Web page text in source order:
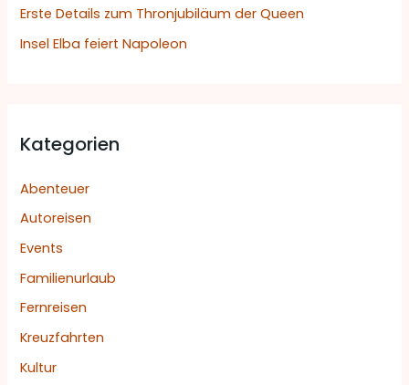
h
:
Erste Details zum Thronjubiläum der Queen
Insel Elba feiert Napoleon
Kategorien
Abenteuer
Autoreisen
Events
Familienurlaub
Fernreisen
Kreuzfahrten
Kultur